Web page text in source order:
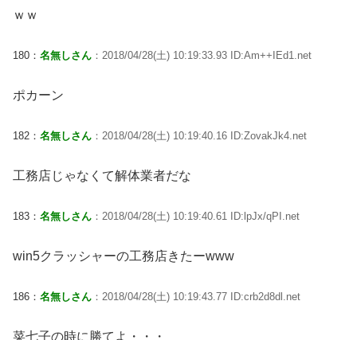
ｗｗ
180： 名無しさん ：2018/04/28(土) 10:19:33.93 ID:Am++IEd1.net
ポカーン
182： 名無しさん ：2018/04/28(土) 10:19:40.16 ID:ZovakJk4.net
工務店じゃなくて解体業者だな
183： 名無しさん ：2018/04/28(土) 10:19:40.61 ID:lpJx/qPI.net
win5クラッシャーの工務店きたーwww
186： 名無しさん ：2018/04/28(土) 10:19:43.77 ID:crb2d8dl.net
菜七子の時に勝てよ・・・